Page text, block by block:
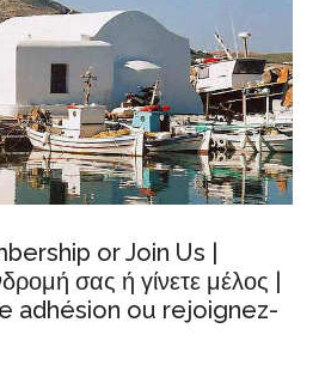
or Join Us |
σας ή γίνετε μέλος |
adhésion ou rejoignez-